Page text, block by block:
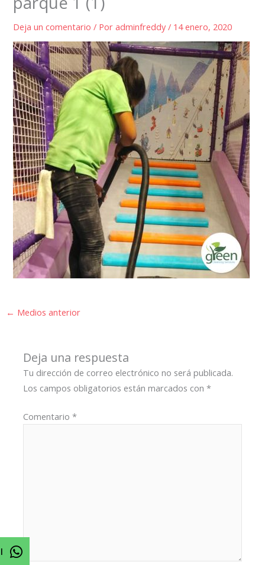
Deja un comentario / Poradminfreddy/ 14 enero, 2020
← Medios anterior
Deja una respuesta
Tu dirección de correo electrónico no será publicada.
Los campos obligatorios están marcados con*
Comentario*